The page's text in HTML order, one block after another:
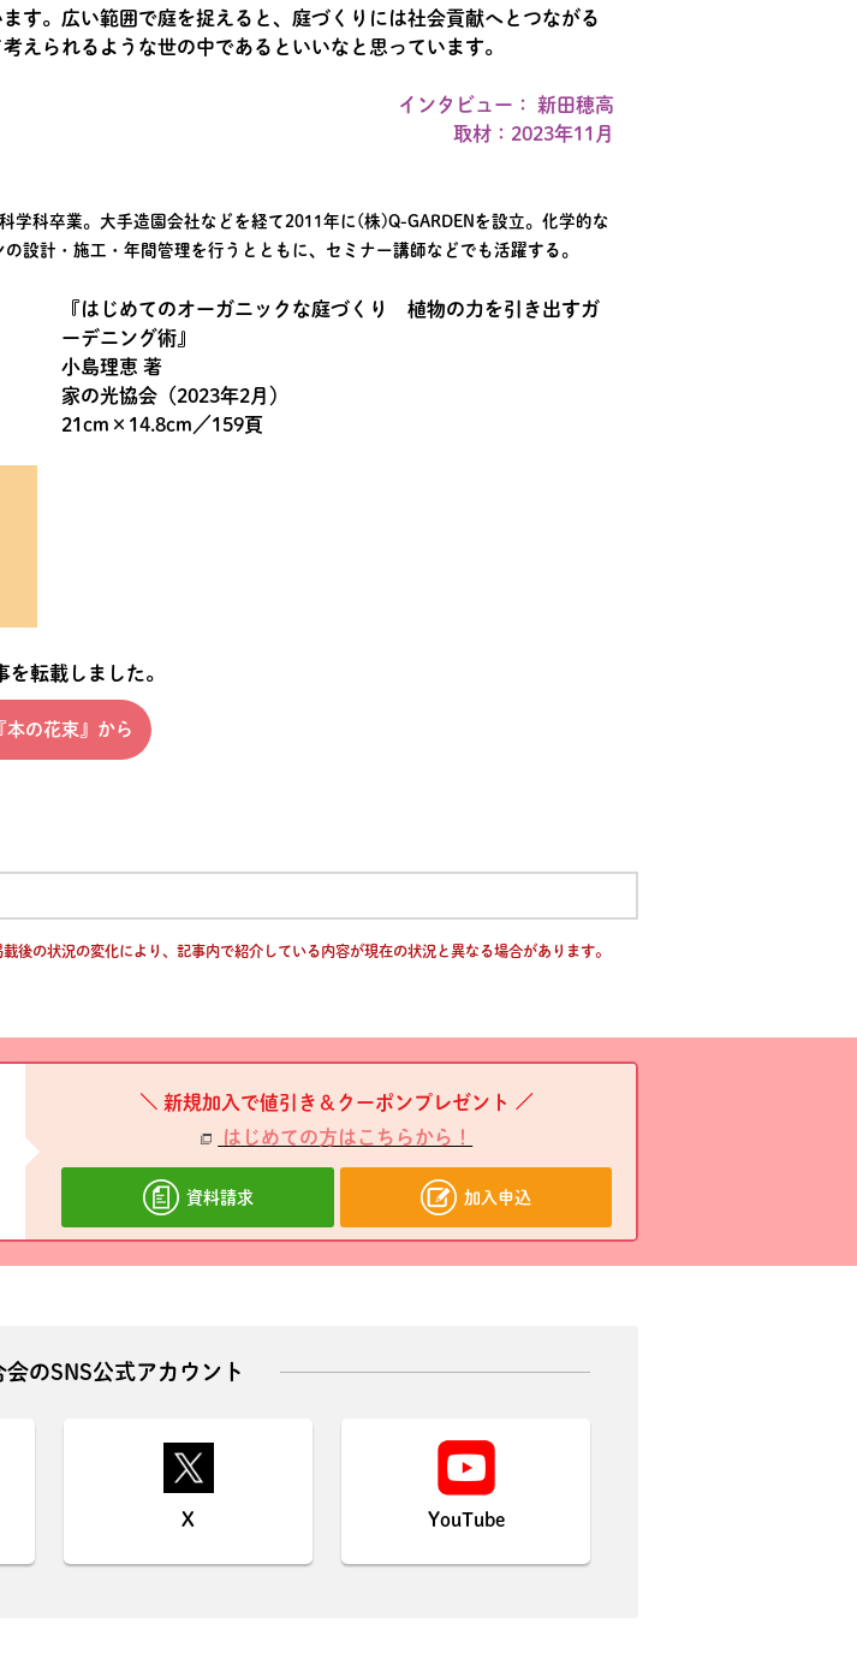
す。広い範囲で庭を捉えると、庭づくりには社会貢献へとつながる
えられるような世の中であるといいなと思っています。
インタビュー： 新田穂高
取材：2023年11月
科卒業。大手造園会社などを経て2011年に(株)Q-GARDENを設立。化学的な
設計・施工・年間管理を行うとともに、セミナー講師などでも活躍する。
『はじめてのオーガニックな庭づくり 植物の力を引き出すガ
ーデニング術』
小島理恵 著
家の光協会（2023年2月）
21cm×14.8cm／159頁
転載しました。
本の花束』から
後の状況の変化により、記事内で紹介している内容が現在の状況と異なる場合があります。
新規加入で値引き＆クーポンプレゼント
はじめての方はこちらから！
資料請求 加入申込
のSNS公式アカウント
X YouTube